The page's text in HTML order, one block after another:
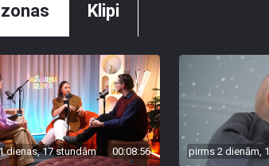
Klipi
dienas, 17 stundām 00:08:56 pirms 2 dienām,